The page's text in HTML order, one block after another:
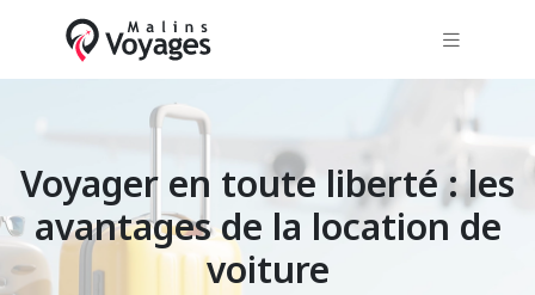
Voyager en toute liberté : les
avantages de la location de
voiture